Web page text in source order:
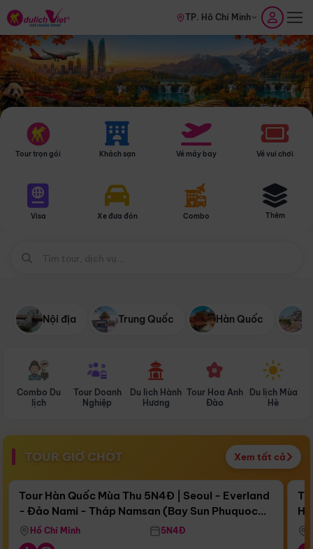
TP. Hồ Chí Minh
Tour trọn gói Khách sạn Vé máy bay Vé vui chơi
Visa Xe đưa đón Combo Thêm
Nội địa Trung Quốc Hàn Quốc
Combo Du
lịch
Tour Doanh
Nghiệp
Du lịch Hành
Hương
Tour Hoa Anh
Đào
Du lịch Mùa
Hè
TOUR GIỜ CHÓT Xem tất cả
Còn17 ngày 07:16:35
Bay Sun Phuquoc Airways
Điểm nổi bật
Tour Hàn Quốc Mùa Thu 5N4Đ | Seoul - Everland
- Đảo Nami - Tháp Namsan (Bay Sun Phuquoc
Airways)
Hồ Chí Minh 5N4Đ